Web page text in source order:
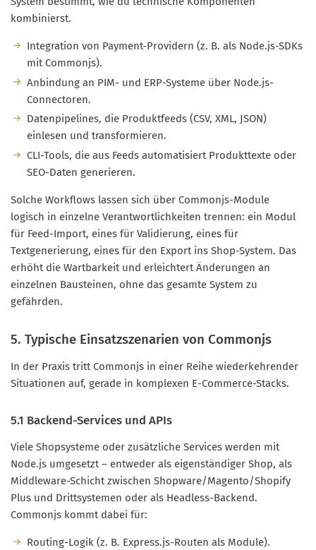
kombinierst.
Integration von Payment-Providern (z. B. als Node.js-SDKs
mit Commonjs).
Anbindung an PIM- und ERP-Systeme über Node.js-
Connectoren.
Datenpipelines, die Produktfeeds (CSV, XML, JSON)
einlesen und transformieren.
CLI-Tools, die aus Feeds automatisiert Produkttexte oder
SEO-Daten generieren.
Solche Workflows lassen sich über Commonjs-Module
logisch in einzelne Verantwortlichkeiten trennen: ein Modul
für Feed-Import, eines für Validierung, eines für
Textgenerierung, eines für den Export ins Shop-System. Das
erhöht die Wartbarkeit und erleichtert Änderungen an
einzelnen Bausteinen, ohne das gesamte System zu
gefährden.
5. Typische Einsatzszenarien von Commonjs
In der Praxis tritt Commonjs in einer Reihe wiederkehrender
Situationen auf, gerade in komplexen E-Commerce-Stacks.
5.1 Backend-Services und APIs
Viele Shopsysteme oder zusätzliche Services werden mit
Node.js umgesetzt – entweder als eigenständiger Shop, als
Middleware-Schicht zwischen Shopware/Magento/Shopify
Plus und Drittsystemen oder als Headless-Backend.
Commonjs kommt dabei für:
Routing-Logik (z. B. Express.js-Routen als Module).